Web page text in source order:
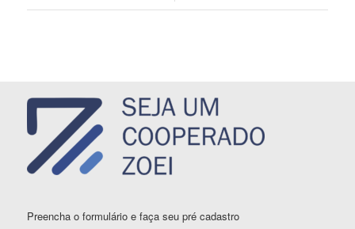
Preencha o formulário e faça seu pré cadastro